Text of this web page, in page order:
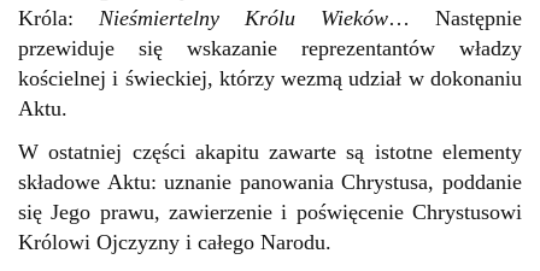
Króla:Nieśmiertelny Królu Wieków… Następnie
przewiduje się wskazanie reprezentantów władzy
kościelnej i świeckiej, którzy wezmą udział w dokonaniu
Aktu.
W ostatniej części akapitu zawarte są istotne elementy
składowe Aktu: uznanie panowania Chrystusa, poddanie
się Jego prawu, zawierzenie i poświęcenie Chrystusowi
Królowi Ojczyzny i całego Narodu.